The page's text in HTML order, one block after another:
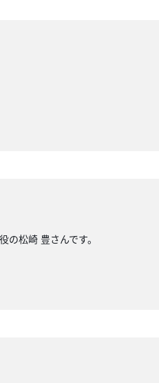
松崎 豊さんです。